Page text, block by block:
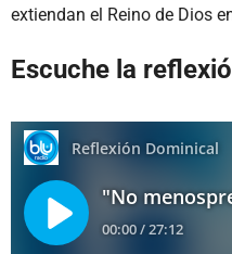
extiendan el Reino de Dios
Escuche la